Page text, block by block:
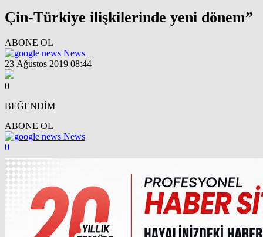
Çin-Türkiye ilişkilerinde yeni dönem”
ABONE OL
News
23 Ağustos 2019 08:44
0
BEĞENDİM
ABONE OL
News
0